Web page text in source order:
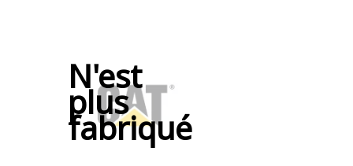
N'est
plus
fabriqué